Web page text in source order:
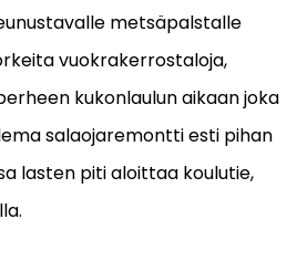
metsäpalstalle
vuokrakerrostaloja,
kukonlaulun aikaan joka
salaojaremontti esti pihan
lasten piti aloittaa koulutie,